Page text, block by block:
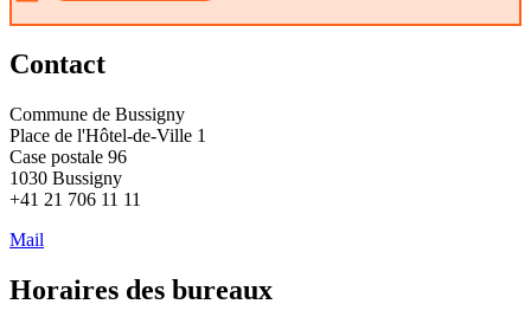
Contact
Commune de Bussigny
Place de l'Hôtel-de-Ville 1
Case postale 96
1030 Bussigny
+41 21 706 11 11
Mail
Horaires des bureaux